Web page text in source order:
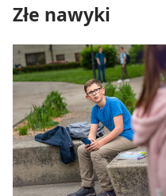
Złe nawyki